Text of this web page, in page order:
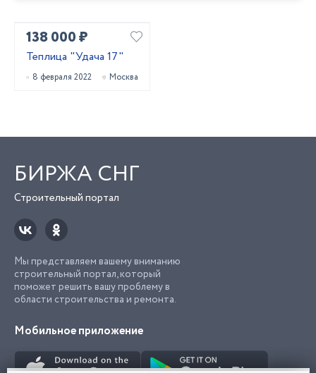
138 000 ₽
Теплица "Удача 17"
8 февраля 2022 Москва
БИРЖА СНГ
Строительный портал
Мы представляем вашему вниманию
строительный портал, который
поможет решить вашу проблему в
области строительства и ремонта.
Мобильное приложение